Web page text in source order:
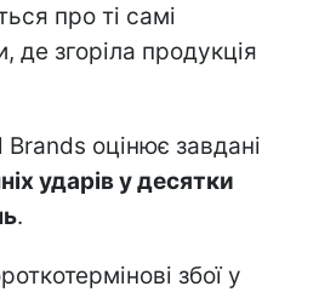
про ті самі
де згоріла продукція
оцінює завдані
ударів у десятки
.
збої у